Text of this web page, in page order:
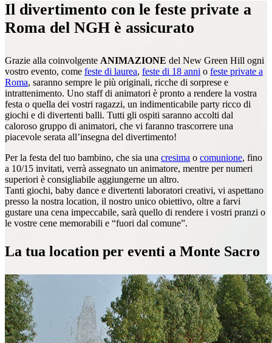
Il divertimento con le feste private a
Roma del NGH è assicurato
Grazie alla coinvolgente ANIMAZIONE del New Green Hill ogni
vostro evento, come feste di laurea, feste di 18 anni o feste private a
Roma, saranno sempre le più originali, ricche di sorprese e
intrattenimento. Uno staff di animatori è pronto a rendere la vostra
festa o quella dei vostri ragazzi, un indimenticabile party ricco di
giochi e di divertenti balli. Tutti gli ospiti saranno accolti dal
caloroso gruppo di animatori, che vi faranno trascorrere una
piacevole serata all’insegna del divertimento!
Per la festa del tuo bambino, che sia una cresima o comunione, fino
a 10/15 invitati, verrà assegnato un animatore, mentre per numeri
superiori è consigliabile aggiungerne un altro.
Tanti giochi, baby dance e divertenti laboratori creativi, vi aspettano
presso la nostra location, il nostro unico obiettivo, oltre a farvi
gustare una cena impeccabile, sarà quello di rendere i vostri pranzi o
le vostre cene memorabili e “fuori dal comune”.
La tua location per eventi a Monte Sacro